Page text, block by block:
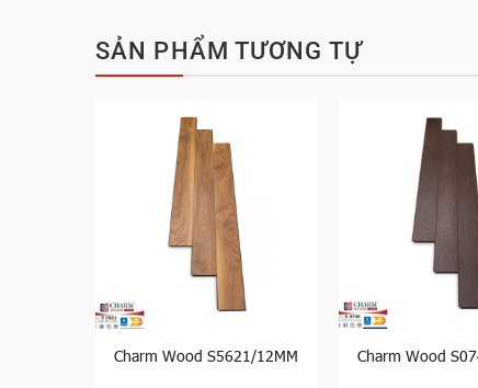
SẢN PHẨM TƯƠNG TỰ
Charm Wood S5621/12MM Charm Wood